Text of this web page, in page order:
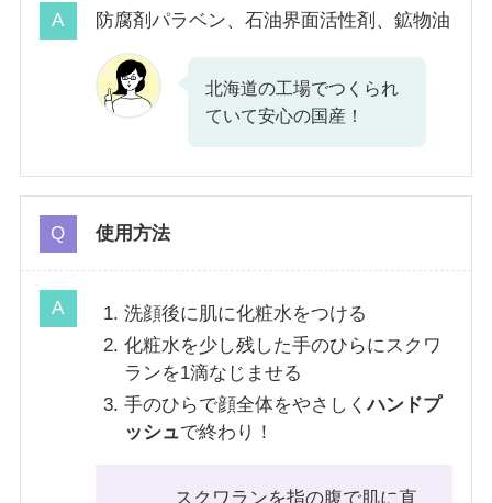
防腐剤パラベン、石油界面活性剤、鉱物油
北海道の工場でつくられ
ていて安心の国産！
使用方法
洗顔後に肌に化粧水をつける
化粧水を少し残した手のひらにスクワ
ランを1滴なじませる
手のひらで顔全体をやさしくハンドプ
ッシュで終わり！
スクワランを指の腹で肌に直